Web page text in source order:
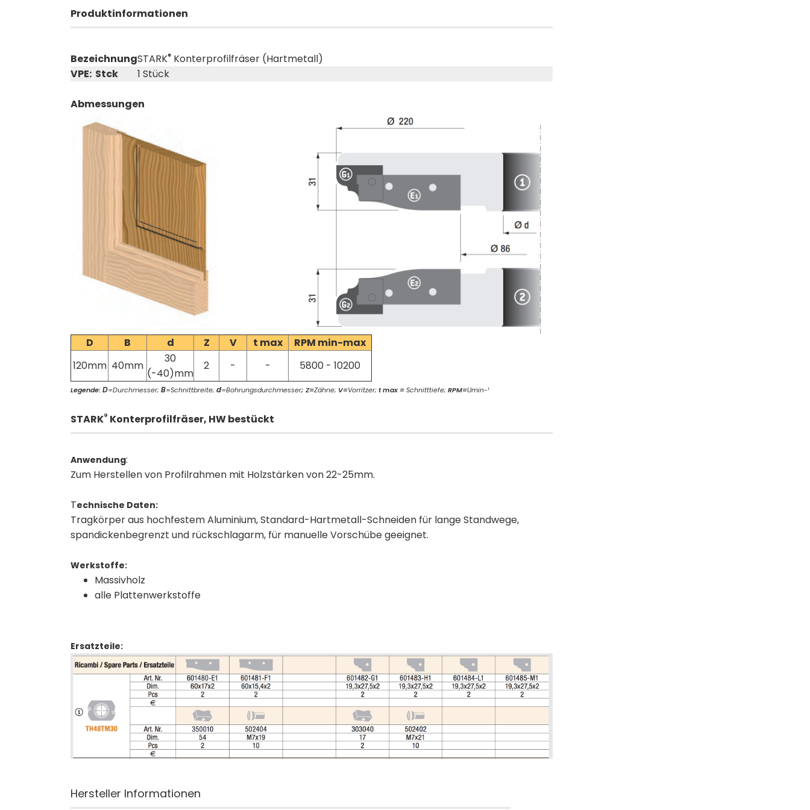
Produktinformationen
BezeichnungSTARK® Konterprofilfräser (Hartmetall)
VPE: Stck
1 Stück
Abmessungen
D B d Z V t max
RPM min-max
120mm 40mm
30
(-40)mm
2 - - 5800 - 10200
Legende: D=Durchmesser;B=Schnittbreite;d=Bohrungsdurchmesser; Z=Zähne; V=Vorritzer;t max =Schnitttiefe;RPM=Umin-¹
STARK® Konterprofilfräser, HW bestückt
Anwendung:
Zum Herstellen von Profilrahmen mit Holzstärken von 22-25mm.
Technische Daten:
Tragkörper aus hochfestem Aluminium, Standard-Hartmetall-Schneiden für lange Standwege,
spandickenbegrenzt und rückschlagarm, für manuelle Vorschübe geeignet.
Werkstoffe:
Massivholz
alle Plattenwerkstoffe
Ersatzteile:
Hersteller Informationen